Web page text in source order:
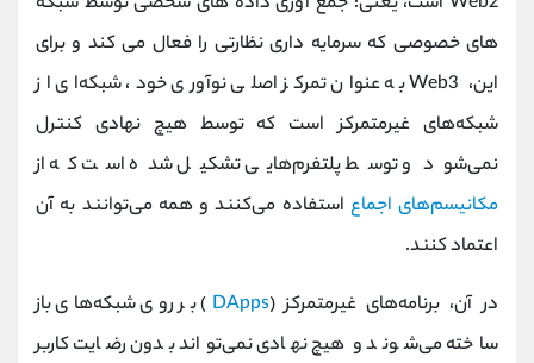
های خصوصی که سرمایه داری نظارتی را فعال می کند و برای
این، Web3 به عنوان تمرکز اصلی نوآوری خود، شبکه‌ای از
شبکه‌های غیرمتمرکز است که توسط هیچ نهادی کنترل
نمی‌شود و توسط پلتفرم‌هایی تشکیل شده است که از
مکانیسم‌های اجماع استفاده می‌کنند و همه می‌توانند به آن
اعتماد کنند.
در آن، برنامه‌های غیرمتمرکز (DApps ) بر روی شبکه‌های باز
ساخته می‌شوند و هیچ نهادی نمی‌تواند بدون رضایت کاربر